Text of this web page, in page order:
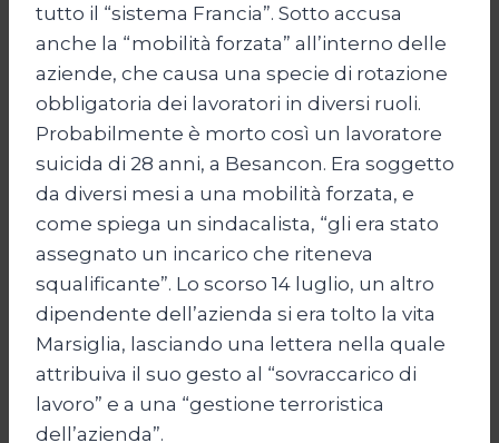
tutto il “sistema Francia”. Sotto accusa
anche la “mobilità forzata” all’interno delle
aziende, che causa una specie di rotazione
obbligatoria dei lavoratori in diversi ruoli.
Probabilmente è morto così un lavoratore
suicida di 28 anni, a Besancon. Era soggetto
da diversi mesi a una mobilità forzata, e
come spiega un sindacalista, “gli era stato
assegnato un incarico che riteneva
squalificante”. Lo scorso 14 luglio, un altro
dipendente dell’azienda si era tolto la vita
Marsiglia, lasciando una lettera nella quale
attribuiva il suo gesto al “sovraccarico di
lavoro” e a una “gestione terroristica
dell’azienda”.